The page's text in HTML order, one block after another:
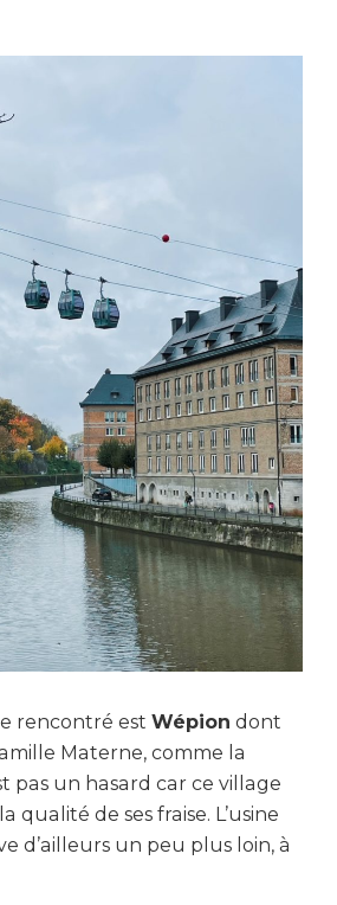
rencontré est Wépion dont
Materne, comme la
pas un hasard car ce village
qualité de ses fraise. L’usine
d’ailleurs un peu plus loin, à